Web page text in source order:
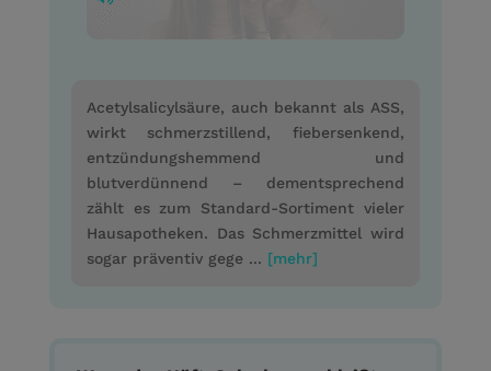
Acetylsalicylsäure, auch bekannt als ASS,
wirkt schmerzstillend, fiebersenkend,
entzündungshemmend und
blutverdünnend – dementsprechend
zählt es zum Standard-Sortiment vieler
Hausapotheken. Das Schmerzmittel wird
sogar präventiv gege ... [mehr]